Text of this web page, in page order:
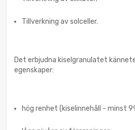
Tillverkning av solceller.
Det erbjudna kiselgranulatet
egenskaper:
hög renhet (kiselinnehåll - minst